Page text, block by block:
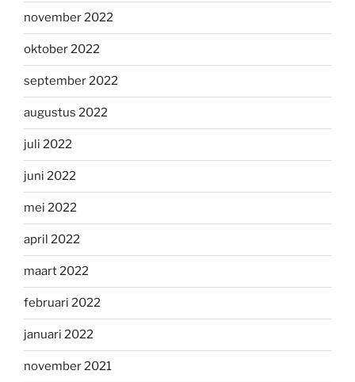
november 2022
oktober 2022
september 2022
augustus 2022
juli 2022
juni 2022
mei 2022
april 2022
maart 2022
februari 2022
januari 2022
november 2021